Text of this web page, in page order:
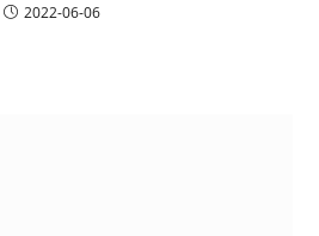
2022-06-06